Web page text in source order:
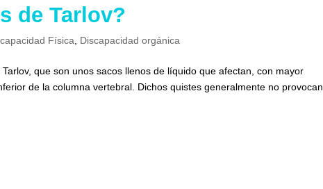
de Tarlov?
Física Discapacidad orgánica
que son unos sacos llenos de líquido que afectan, con mayor
de la columna vertebral. Dichos quistes generalmente no provocan